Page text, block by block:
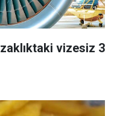
vizesiz 3